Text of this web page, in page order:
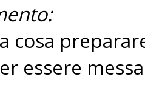
cosa
essere